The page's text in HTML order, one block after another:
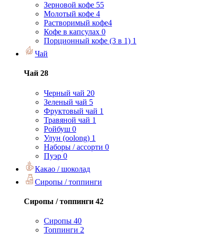
Зерновой кофе 55
Молотый кофе 4
Растворимый кофе4
Кофе в капсулах 0
Порционный кофе (3 в 1) 1
Чай
Чай 28
Черный чай 20
Зеленый чай 5
Фруктовый чай 1
Травяной чай 1
Ройбуш 0
Улун (oolong) 1
Наборы / ассорти 0
Пуэр 0
Какао / шоколад
Сиропы / топпинги
Сиропы / топпинги 42
Сиропы 40
Топпинги 2